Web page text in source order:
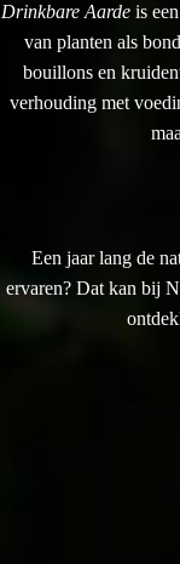
Drinkbare Aarde is
van planten als
bouillons en
verhouding met
Een jaar lang de
ervaren? Dat kan bij